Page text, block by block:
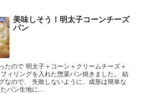
美味しそう！明太子コーンチーズ
パン
たので 明太子＋コーン＋クリームチーズ＋
ィリングを入れた惣菜パン焼きました。 結
なので、 失敗しないように、成形は簡単な
パン生地に...